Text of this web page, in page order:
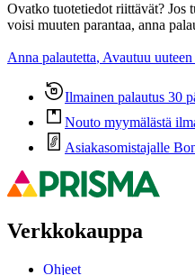
Ovatko tuotetiedot riittävät? Jos
voisi muuten parantaa, anna
Anna palautetta, Avautuu
Ilmainen palautus 30
Nouto myymälästä
Asiakasomistajalle
Verkkokauppa
Ohjeet